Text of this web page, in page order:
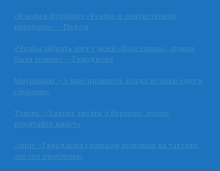
«Я надел футболку «Реала» и почувствовал
неладное» — Педри
«Чтобы забрать мяч у моей «Барселоны», нужна
была армия» — Гвардиола
Моуринью: «А мне нравится, когда игроки едут в
сборные»
Тухель: «Хватит читать о Вернере, лучше
почитайте книгу»
Анри: «Гвардиола слишком помешан на тактике,
это его проблема»